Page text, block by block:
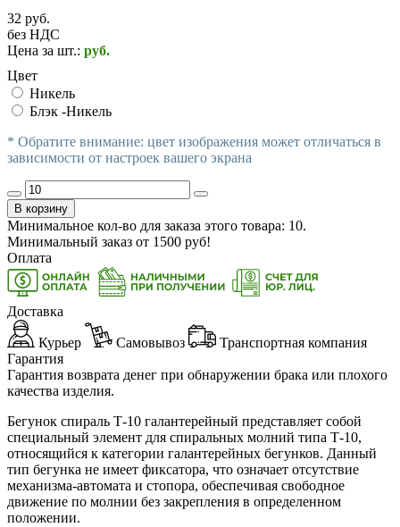
32 руб.
без НДС
Цена за шт.: руб.
Цвет
Никель
Блэк -Никель
* Обратите внимание: цвет изображения может отличаться в
зависимости от настроек вашего экрана
В корзину
Минимальное кол-во для заказа этого товара: 10.
Минимальный заказ от 1500 руб!
Оплата
Доставка
Курьер Самовывоз
Транспортная компания
Гарантия
Гарантия возврата денег при обнаружении брака или плохого
качества изделия.
Бегунок спираль Т-10 галантерейный представляет собой
специальный элемент для спиральных молний типа Т-10,
относящийся к категории галантерейных бегунков. Данный
тип бегунка не имеет фиксатора, что означает отсутствие
механизма-автомата и стопора, обеспечивая свободное
движение по молнии без закрепления в определенном
положении.